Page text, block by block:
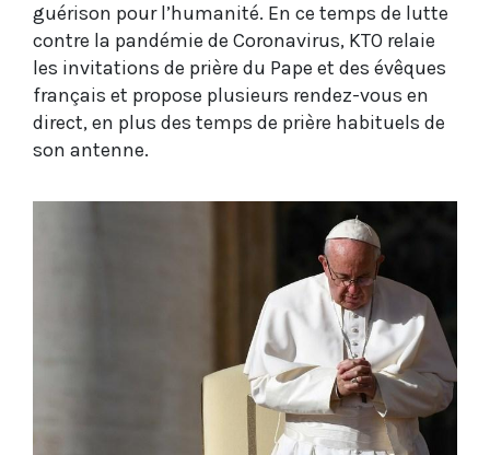
guérison pour l’humanité. En ce temps de lutte
contre la pandémie de Coronavirus, KTO relaie
les invitations de prière du Pape et des évêques
français et propose plusieurs rendez-vous en
direct, en plus des temps de prière habituels de
son antenne.